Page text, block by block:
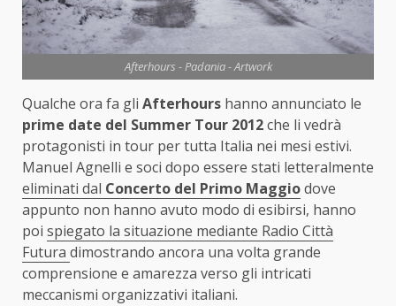
Afterhours - Padania - Artwork
Qualche ora fa gli Afterhours hanno annunciato le
prime date del Summer Tour 2012che li vedrà
protagonisti in tour per tutta Italia nei mesi estivi.
Manuel Agnelli e soci dopo essere stati letteralmente
eliminati dal Concerto del Primo Maggiodove
appunto non hanno avuto modo di esibirsi, hanno
poi spiegato la situazione mediante Radio Città
Futura dimostrando ancora una volta grande
comprensione e amarezza verso gli intricati
meccanismi organizzativi italiani.